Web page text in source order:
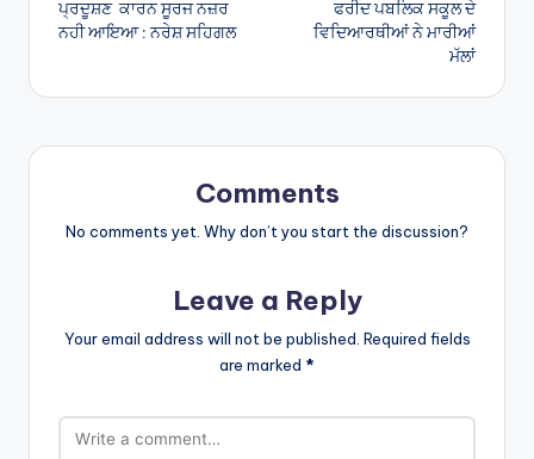
ਪ੍ਰਦੂਸ਼ਣ ਕਾਰਨ ਸੂਰਜ ਨਜ਼ਰ
ਨਹੀ ਆਇਆ : ਨਰੇਸ਼ ਸਹਿਗਲ
ਫਰੀਦ ਪਬਲਿਕ ਸਕੂਲ ਦੇ
ਵਿਦਿਆਰਥੀਆਂ ਨੇ ਮਾਰੀਆਂ
ਮੱਲਾਂ
Comments
No comments yet. Why don’t you start the discussion?
Leave a Reply
Your email address will not be published. Required fields
are marked *